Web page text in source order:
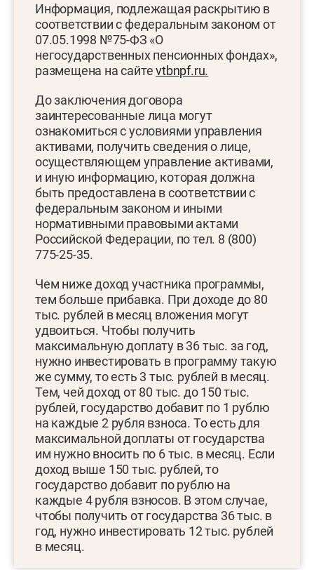
Информация, подлежащая раскрытию в
соответствии с федеральным законом от
07.05.1998 №75-ФЗ «О
негосударственных пенсионных фондах»,
размещена на сайтеvtbnpf.ru.
До заключения договора
заинтересованные лица могут
ознакомиться с условиями управления
активами, получить сведения о лице,
осуществляющем управление активами,
и иную информацию, которая должна
быть предоставлена в соответствии с
федеральным законом и иными
нормативными правовыми актами
Российской Федерации, по тел. 8 (800)
775-25-35.
Чем ниже доход участника программы,
тем больше прибавка. При доходе до 80
тыс. рублей в месяц вложения могут
удвоиться. Чтобы получить
максимальную доплату в 36 тыс. за год,
нужно инвестировать в программу такую
же сумму, то есть 3 тыс. рублей в месяц.
Тем, чей доход от 80 тыс. до 150 тыс.
рублей, государство добавит по 1 рублю
на каждые 2 рубля взноса. То есть для
максимальной доплаты от государства
им нужно вносить по 6 тыс. в месяц. Если
доход выше 150 тыс. рублей, то
государство добавит по рублю на
каждые 4 рубля взносов. В этом случае,
чтобы получить от государства 36 тыс. в
год, нужно инвестировать 12 тыс. рублей
в месяц.